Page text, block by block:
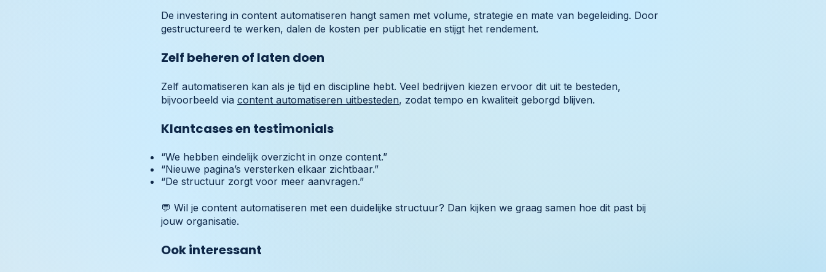
De investering in content automatiseren hangt samen met volume, strategie en mate van begeleiding. Door
gestructureerd te werken, dalen de kosten per publicatie en stijgt het rendement.
Zelf beheren of laten doen
Zelf automatiseren kan als je tijd en discipline hebt. Veel bedrijven kiezen ervoor dit uit te besteden,
bijvoorbeeld via content automatiseren uitbesteden, zodat tempo en kwaliteit geborgd blijven.
Klantcases en testimonials
“We hebben eindelijk overzicht in onze content.”
“Nieuwe pagina’s versterken elkaar zichtbaar.”
“De structuur zorgt voor meer aanvragen.”
💬 Wil je content automatiseren met een duidelijke structuur? Dan kijken we graag samen hoe dit past bij
jouw organisatie.
Ook interessant